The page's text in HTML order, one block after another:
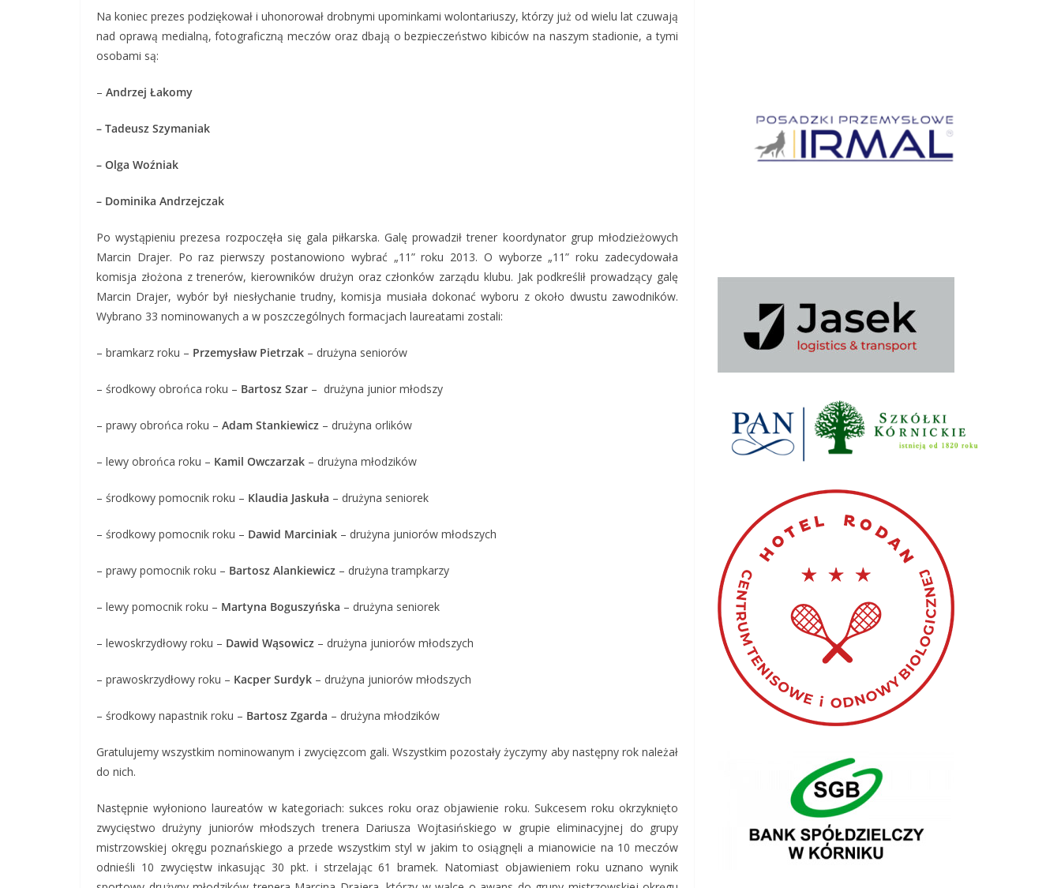
Na koniec prezes podziękował i uhonorował drobnymi upominkami wolontariuszy, którzy już od wielu lat czuwają
nad oprawą medialną, fotograficzną meczów oraz dbają o bezpieczeństwo kibiców na naszym stadionie, a tymi
osobami są:
– Andrzej Łakomy
– Tadeusz Szymaniak
– Olga Woźniak
– Dominika Andrzejczak
Po wystąpieniu prezesa rozpoczęła się gala piłkarska. Galę prowadził trener koordynator grup młodzieżowych
Marcin Drajer. Po raz pierwszy postanowiono wybrać „11” roku 2013. O wyborze „11” roku zadecydowała
komisja złożona z trenerów, kierowników drużyn oraz członków zarządu klubu. Jak podkreślił prowadzący galę
Marcin Drajer, wybór był niesłychanie trudny, komisja musiała dokonać wyboru z około dwustu zawodników.
Wybrano 33 nominowanych a w poszczególnych formacjach laureatami zostali:
– bramkarz roku – Przemysław Pietrzak – drużyna seniorów
– środkowy obrońca roku – Bartosz Szar – drużyna junior młodszy
– prawy obrońca roku – Adam Stankiewicz – drużyna orlików
– lewy obrońca roku – Kamil Owczarzak – drużyna młodzików
– środkowy pomocnik roku – Klaudia Jaskuła – drużyna seniorek
– środkowy pomocnik roku – Dawid Marciniak – drużyna juniorów młodszych
– prawy pomocnik roku – Bartosz Alankiewicz – drużyna trampkarzy
– lewy pomocnik roku – Martyna Boguszyńska – drużyna seniorek
– lewoskrzydłowy roku – Dawid Wąsowicz – drużyna juniorów młodszych
– prawoskrzydłowy roku – Kacper Surdyk – drużyna juniorów młodszych
– środkowy napastnik roku – Bartosz Zgarda – drużyna młodzików
Gratulujemy wszystkim nominowanym i zwycięzcom gali. Wszystkim pozostały życzymy aby następny rok należał
do nich.
Następnie wyłoniono laureatów w kategoriach: sukces roku oraz objawienie roku. Sukcesem roku okrzyknięto
zwycięstwo drużyny juniorów młodszych trenera Dariusza Wojtasińskiego w grupie eliminacyjnej do grupy
mistrzowskiej okręgu poznańskiego a przede wszystkim styl w jakim to osiągnęli a mianowicie na 10 meczów
odnieśli 10 zwycięstw inkasując 30 pkt. i strzelając 61 bramek. Natomiast objawieniem roku uznano wynik